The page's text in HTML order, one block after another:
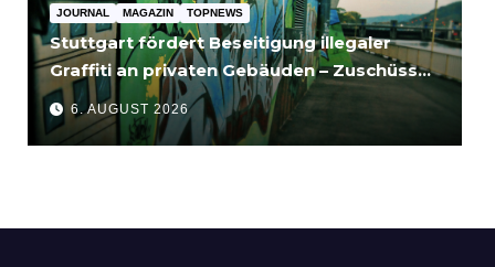
JOURNAL MAGAZIN TOPNEWS
Stuttgart fördert Beseitigung illegaler
Graffiti an privaten Gebäuden – Zuschüsse
bis 3.500 Euro
6. AUGUST 2026